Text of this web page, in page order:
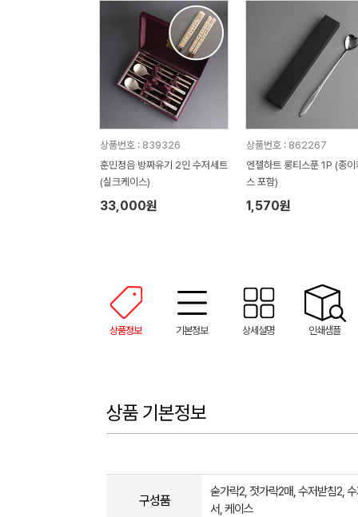
상품번호 : 839326
훈민정음 방짜유기 2인 수저세트
(실크케이스)
33,000원
상품번호 : 862267
엔젤하트 롱티스푼 1P (종이
스 포함)
1,570원
상품정보 기본정보 상세설명 인쇄샘플
상품 기본정보
구성품
숟가락2, 젓가락2매, 수저받침2,
서, 케이스